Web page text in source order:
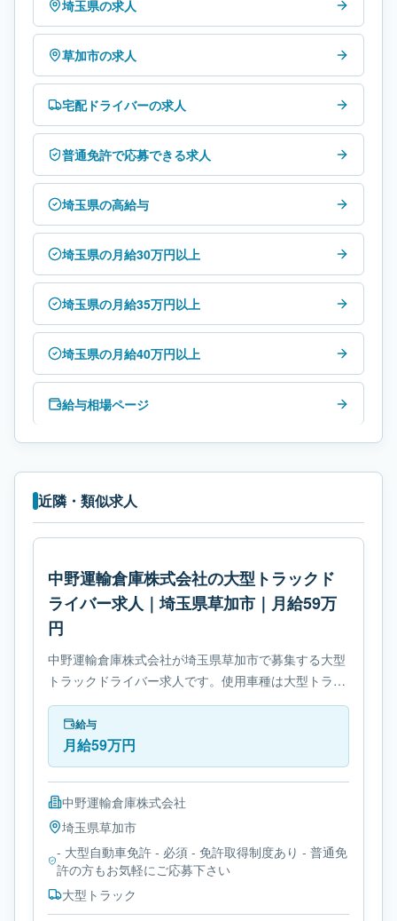
埼玉県の求人
草加市の求人
宅配ドライバーの求人
普通免許で応募できる求人
埼玉県の高給与
埼玉県の月給30万円以上
埼玉県の月給35万円以上
埼玉県の月給40万円以上
給与相場ページ
近隣・類似求人
中野運輸倉庫株式会社の大型トラックド
ライバー求人｜埼玉県草加市｜月給59万
円
中野運輸倉庫株式会社が埼玉県草加市で募集する大型
トラックドライバー求人です。使用車種は大型トラッ
クです。勤務時間は- 変形労働時間制です。必要免許
は- 大型自動車免許です。
給与
月給59万円
中野運輸倉庫株式会社
埼玉県草加市
- 大型自動車免許 - 必須 - 免許取得制度あり - 普通免
許の方もお気軽にご応募下さい
大型トラック